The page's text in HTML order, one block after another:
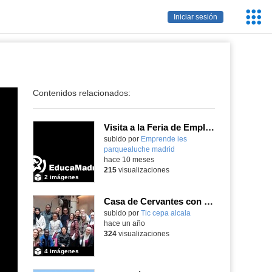
Iniciar sesión
Contenidos relacionados:
Visita a la Feria de Empleo FP
Contenido educativo.
subido por Emprende ies
parquealuche madrid
2 imágenes
hace 10 meses
215visualizaciones
Casa de Cervantes con alumnos de Español
subido por Tic cepa alcala
4 imágenes
hace un año
324visualizaciones